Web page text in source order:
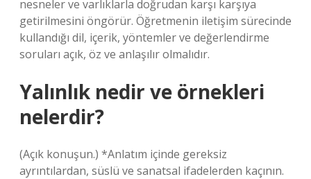
nesneler ve varlıklarla doğrudan karşı karşıya
getirilmesini öngörür. Öğretmenin iletişim sürecinde
kullandığı dil, içerik, yöntemler ve değerlendirme
soruları açık, öz ve anlaşılır olmalıdır.
Yalınlık nedir ve örnekleri
nelerdir?
(Açık konuşun.) *Anlatım içinde gereksiz
ayrıntılardan, süslü ve sanatsal ifadelerden kaçının.